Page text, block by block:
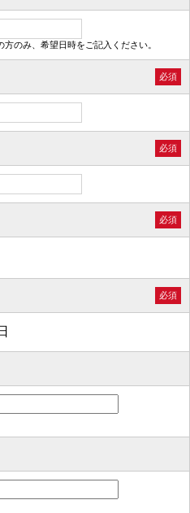
のみ、希望日時をご記入ください。
必須
必須
必須
必須